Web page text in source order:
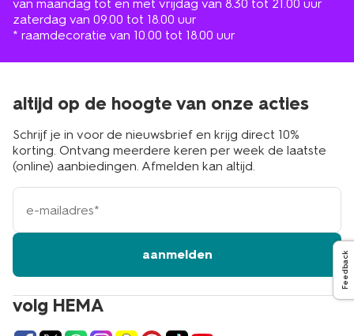
van maandag tot en met vrijdag van 8.30 tot 21.00 uur
zaterdag van 09.00 tot 18.00 uur
* raamdecoratie van 10.00 tot 18.00 uur
volg HEMA
altijd op de hoogte van onze acties
Schrijf je in voor de nieuwsbrief en krijg direct 10%
korting. Ontvang meerdere keren per week de laatste
(online) aanbiedingen. Afmelden kan altijd.
e-
mailadres
aanmelden Feedback